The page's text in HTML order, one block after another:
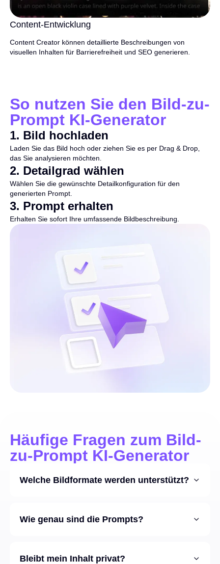
Content-Entwicklung
Content Creator können detaillierte Beschreibungen von
visuellen Inhalten für Barrierefreiheit und SEO generieren.
So nutzen Sie den Bild-zu-
Prompt KI-Generator
1. Bild hochladen
Laden Sie das Bild hoch oder ziehen Sie es per Drag & Drop,
das Sie analysieren möchten.
2. Detailgrad wählen
Wählen Sie die gewünschte Detailkonfiguration für den
generierten Prompt.
3. Prompt erhalten
Erhalten Sie sofort Ihre umfassende Bildbeschreibung.
Häufige Fragen zum Bild-
zu-Prompt KI-Generator
Welche Bildformate werden unterstützt?
Wie genau sind die Prompts?
Bleibt mein Inhalt privat?